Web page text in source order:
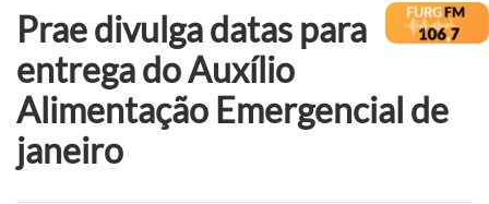
Prae divulga datas para
entrega do Auxílio
Alimentação Emergencial de
janeiro